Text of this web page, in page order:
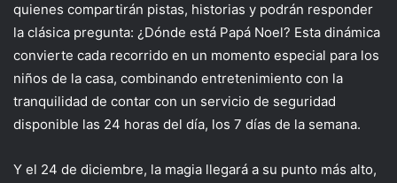
quienes compartirán pistas, historias y podrán responder
la clásica pregunta: ¿Dónde está Papá Noel? Esta dinámica
convierte cada recorrido en un momento especial para los
niños de la casa, combinando entretenimiento con la
tranquilidad de contar con un servicio de seguridad
disponible las 24 horas del día, los 7 días de la semana.
Y el 24 de diciembre, la magia llegará a su punto más alto,